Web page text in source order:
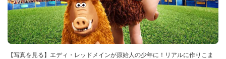
【写真を見る】エディ・レッドメインが原始人の少年に！リアルに作りこま